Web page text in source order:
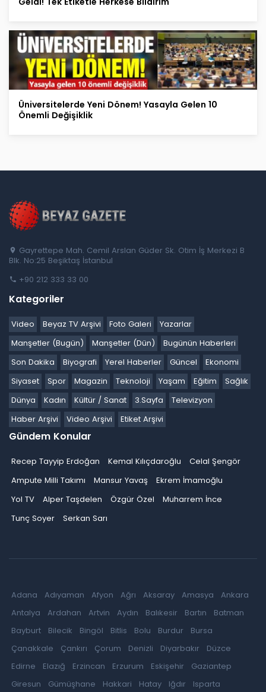
Üniversitelerde Yeni Dönem! Yasayla Gelen 10
Önemli Değişiklik
Gayrettepe Mah. Cemil Arslan Güder Sk. Otim İş Merkezi B
Blk. No:25 Beşiktaş İstanbul
+90 212 333 33 00
Kategoriler
Video Beyaz TV Arşivi Foto Galeri
Yazarlar
Manşetler (Bugün)
Manşetler (Dün)
Bugünün Haberleri
Son Dakika
Biyografi Yerel Haberler Güncel
Ekonomi
Siyaset
Spor Magazin Teknoloji Yaşam Eğitim
Sağlık
Dünya
Kadın Kültür / Sanat 3.Sayfa
Televizyon
Haber Arşivi
Video Arşivi Etiket Arşivi
Gündem Konular
Recep Tayyip Erdoğan Kemal Kılıçdaroğlu
Celal Şengör
Ampute Milli Takımı
Mansur Yavaş
Ekrem İmamoğlu
Yol TV
Alper Taşdelen Özgür Özel
Muharrem İnce
Tunç Soyer
Serkan Sarı
Adana Adıyaman Afyon Ağrı Aksaray Amasya
Ankara
Antalya
Ardahan Artvin Aydın Balıkesir Bartın
Batman
Bayburt
Bilecik Bingöl Bitlis Bolu Burdur
Bursa
Çanakkale
Çankırı Çorum Denizli Diyarbakır
Düzce
Edirne
Elazığ Erzincan Erzurum Eskişehir
Gaziantep
Giresun
Gümüşhane Hakkari Hatay Iğdır
Isparta